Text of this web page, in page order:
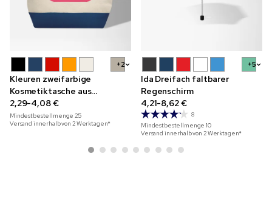
+2
Kleuren zweifarbige
Kosmetiktasche aus
Baumwolle, 340 g/m²
2,29-4,08 €
Mindestbestellmenge25
Versand innerhalb von 2 Werktagen*
+5
Ida Dreifach faltbarer
Regenschirm
4,21-8,62 €
8
Mindestbestellmenge10
Versand innerhalb von 2 Werktagen*